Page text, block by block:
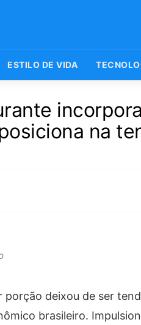
ESTILO DE VIDA
na
deixou de ser
brasileiro.